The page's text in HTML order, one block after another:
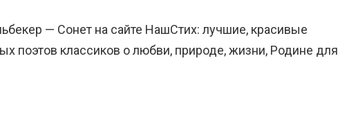
— Сонет на сайте НашСтих: лучшие, красивые
поэтов классиков о любви, природе, жизни, Родине для